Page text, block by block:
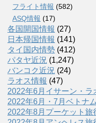
フライト情報 (582)
ASQ情報 (17)
各国開国情報 (27)
日本帰国情報 (141)
タイ国内情勢 (412)
パタヤ近況 (1,247)
バンコク近況 (24)
ラオス情報 (47)
2022年6月イサーン・ラ
2022年6月・7月ベトナ
2022年8月プーケット旅